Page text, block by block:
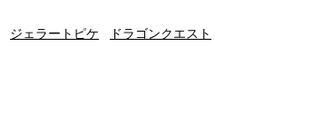
ジェラートピケ
ドラゴンクエスト